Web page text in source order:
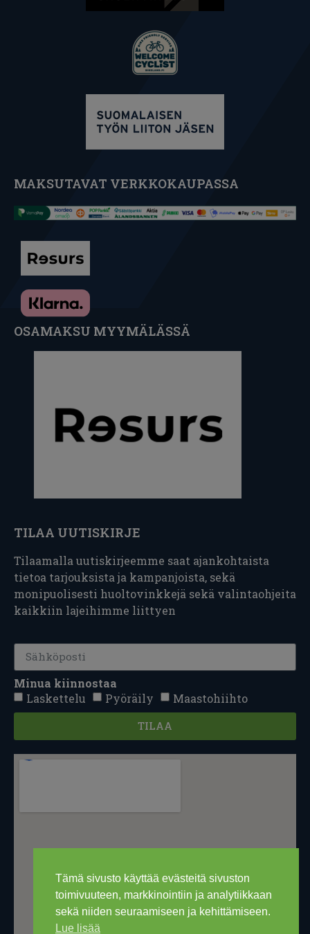
Tämä sivusto käyttää evästeitä sivuston
toimivuuteen, markkinointiin ja analytiikkaan
sekä niiden seuraamiseen ja kehittämiseen.
Lue lisää
MAKSUTAVAT VERKKOKAUPASSA
OSAMAKSU MYYMÄLÄSSÄ
TILAA UUTISKIRJE
Tilaamalla uutiskirjeemme saat ajankohtaista
tietoa tarjouksista ja kampanjoista, sekä
monipuolisesti huoltovinkkejä sekä valintaohjeita
kaikkiin lajeihimme liittyen
Minua kiinnostaa
Laskettelu
Pyöräily Maastohiihto
TILAA